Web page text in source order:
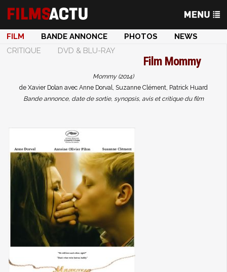
FILM BANDE ANNONCE PHOTOS
NEWS
CRITIQUE
DVD & BLU-RAY
Film Mommy
Mommy (2014)
de Xavier Dolan avec Anne Dorval, Suzanne Clément, Patrick Huard
Bande annonce, date de sortie, synopsis, avis et critique du film